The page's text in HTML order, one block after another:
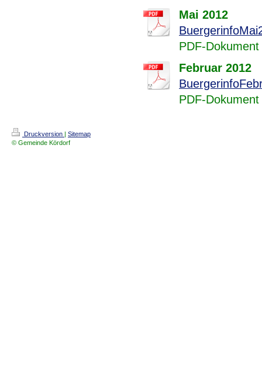
Mai 2012
PDF-
Februar 2012
PDF-
Druckversion | Sitemap
© Gemeinde Kördorf